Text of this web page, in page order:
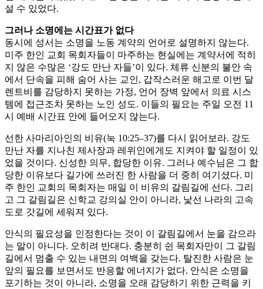
설 수 있었다.
그러나 소명에는 시간표가 없다
동시에 성서는 소명을 노동 계약의 언어로 설명하지 않는다.
미주 한인 교회 목회자들이 마주하는 현실에는 계약서에 적히
지 않은 수많은 ‘강도 만난 자들’이 있다. 체류 신분의 불안 속
에서 단속을 피해 숨어 사는 교인, 갑작스러운 해고로 이번 달
렌트비를 감당하지 못하는 가정, 언어 장벽 앞에서 의료 시스
템에 접근조차 못하는 노인 성도. 이들의 필요는 주일 오전 11
시 예배 시간표 안에 들어오지 않는다.
선한 사마리아인의 비유(눅 10:25–37)를 다시 읽어보라. 강도
만난 자를 지나친 제사장과 레위인에게도 지켜야 할 일정이 있
었을 것이다. 신성한 의무, 합당한 이유. 그러나 예수님은 그 합
당한 이유보다 길가에 쓰러진 한 사람을 더 중히 여기셨다. 미
주 한인 교회의 목회자는 매일 이 비유의 갈림길에 선다. 그리
고 그 갈림길은 신학교 강의실 안이 아니라, 낯선 나라의 고속
도로 갓길에 세워져 있다.
안식의 필요성을 인정한다는 것이 이 갈림길에서 눈을 감으라
는 말이 아니다. 오히려 반대다. 충분히 쉰 목회자만이 그 갈림
길에서 멈출 수 있는 내면의 여백을 갖는다. 탈진한 사람은 눈
앞의 필요를 보면서도 반응할 에너지가 없다. 안식은 소명을
포기하는 것이 아니라, 소명을 오래 감당하기 위한 근력을 키